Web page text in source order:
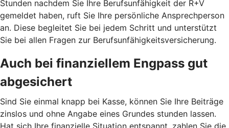
Stunden nachdem Sie Ihre Berufsunfähigkeit der R+V
gemeldet haben, ruft Sie Ihre persönliche Ansprechperson
an. Diese begleitet Sie bei jedem Schritt und unterstützt
Sie bei allen Fragen zur Berufsunfähigkeitsversicherung.
Auch bei finanziellem Engpass gut
abgesichert
Sind Sie einmal knapp bei Kasse, können Sie Ihre Beiträge
zinslos und ohne Angabe eines Grundes stunden lassen.